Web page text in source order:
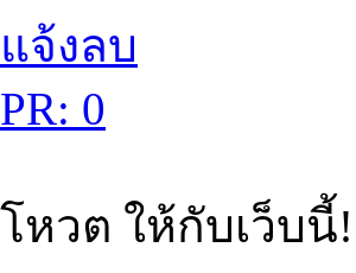
แจ้งลบ
PR: 0
โหวต ให้กับเว็บนี้